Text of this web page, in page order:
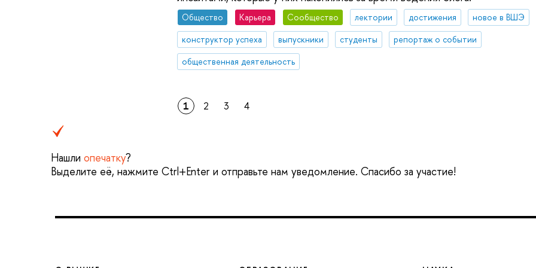
Общество Карьера Сообщество лектории достижения
новое в ВШЭ
конструктор успеха
выпускники студенты
репортаж о событии
общественная деятельность
1 2 3 4
Нашли опечатку?
Выделите её, нажмите Ctrl+Enter и отправьте нам уведомление. Спасибо за участие!